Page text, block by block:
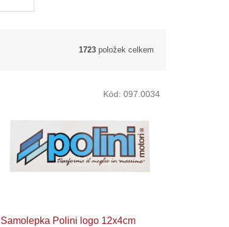
1723 položek celkem
Samolepka Polini logo 12x4cm
Kód: 097.0034